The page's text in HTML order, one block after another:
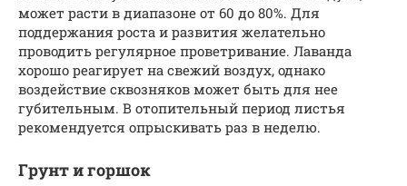
может расти в диапазоне от 60 до 80%. Для
поддержания роста и развития желательно
проводить регулярное проветривание. Лаванда
хорошо реагирует на свежий воздух, однако
воздействие сквозняков может быть для нее
губительным. В отопительный период листья
рекомендуется опрыскивать раз в неделю.
Грунт и горшок